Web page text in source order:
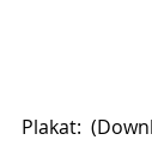
Plakat: